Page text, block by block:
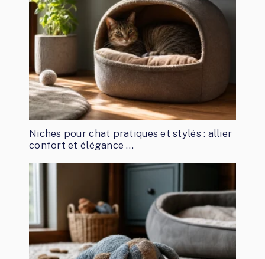
Niches pour chat pratiques et stylés : allier
confort et élégance …